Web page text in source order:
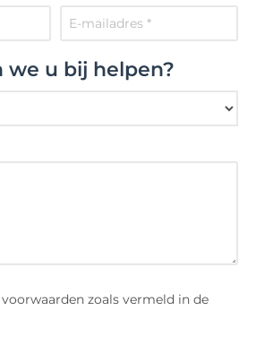
we u bij helpen?
zoals vermeld in de